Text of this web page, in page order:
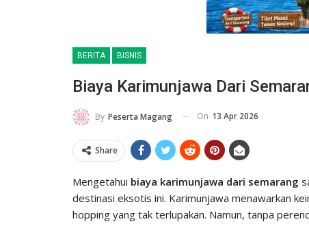
BERITA BISNIS
Biaya Karimunjawa Dari
By Peserta Magang On 13 Apr 2026
Share
Mengetahui biaya karimunjawa dari semarang
destinasi eksotis ini. Karimunjawa menawarkan
hopping yang tak terlupakan. Namun, tanpa